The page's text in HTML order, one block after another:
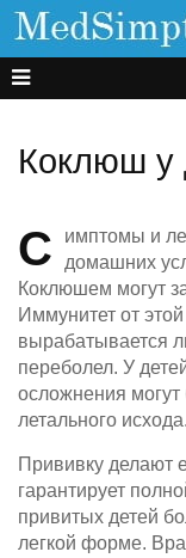
Коклюш у
С
имптомы и
домашних
Коклюшем могут
Иммунитет от
вырабатывается
переболел. У
осложнения
летального исхода.
Прививку делают
гарантирует
привитых детей
легкой форме.